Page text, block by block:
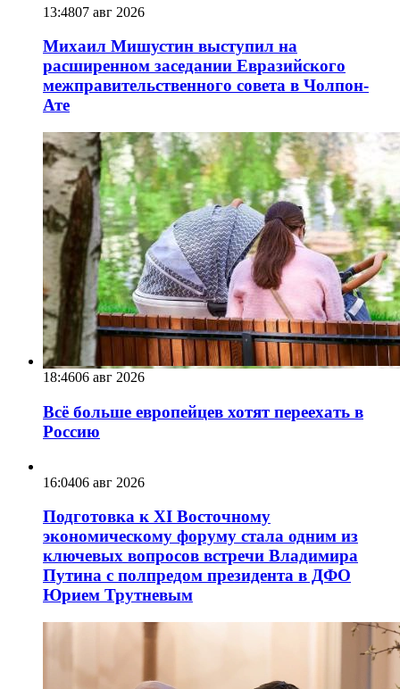
13:4807 авг 2026
Михаил Мишустин выступил на
расширенном заседании Евразийского
межправительственного совета в Чолпон-
Ате
18:4606 авг 2026
Всё больше европейцев хотят переехать в
Россию
16:0406 авг 2026
Подготовка к XI Восточному
экономическому форуму стала одним из
ключевых вопросов встречи Владимира
Путина с полпредом президента в ДФО
Юрием Трутневым